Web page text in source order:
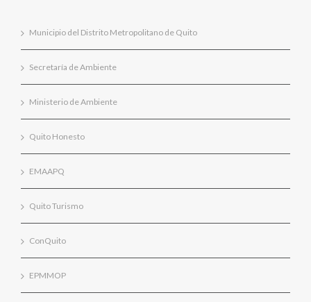
Municipio del Distrito Metropolitano de Quito
Secretaría de Ambiente
Ministerio de Ambiente
Quito Honesto
EMAAPQ
Quito Turismo
ConQuito
EPMMOP